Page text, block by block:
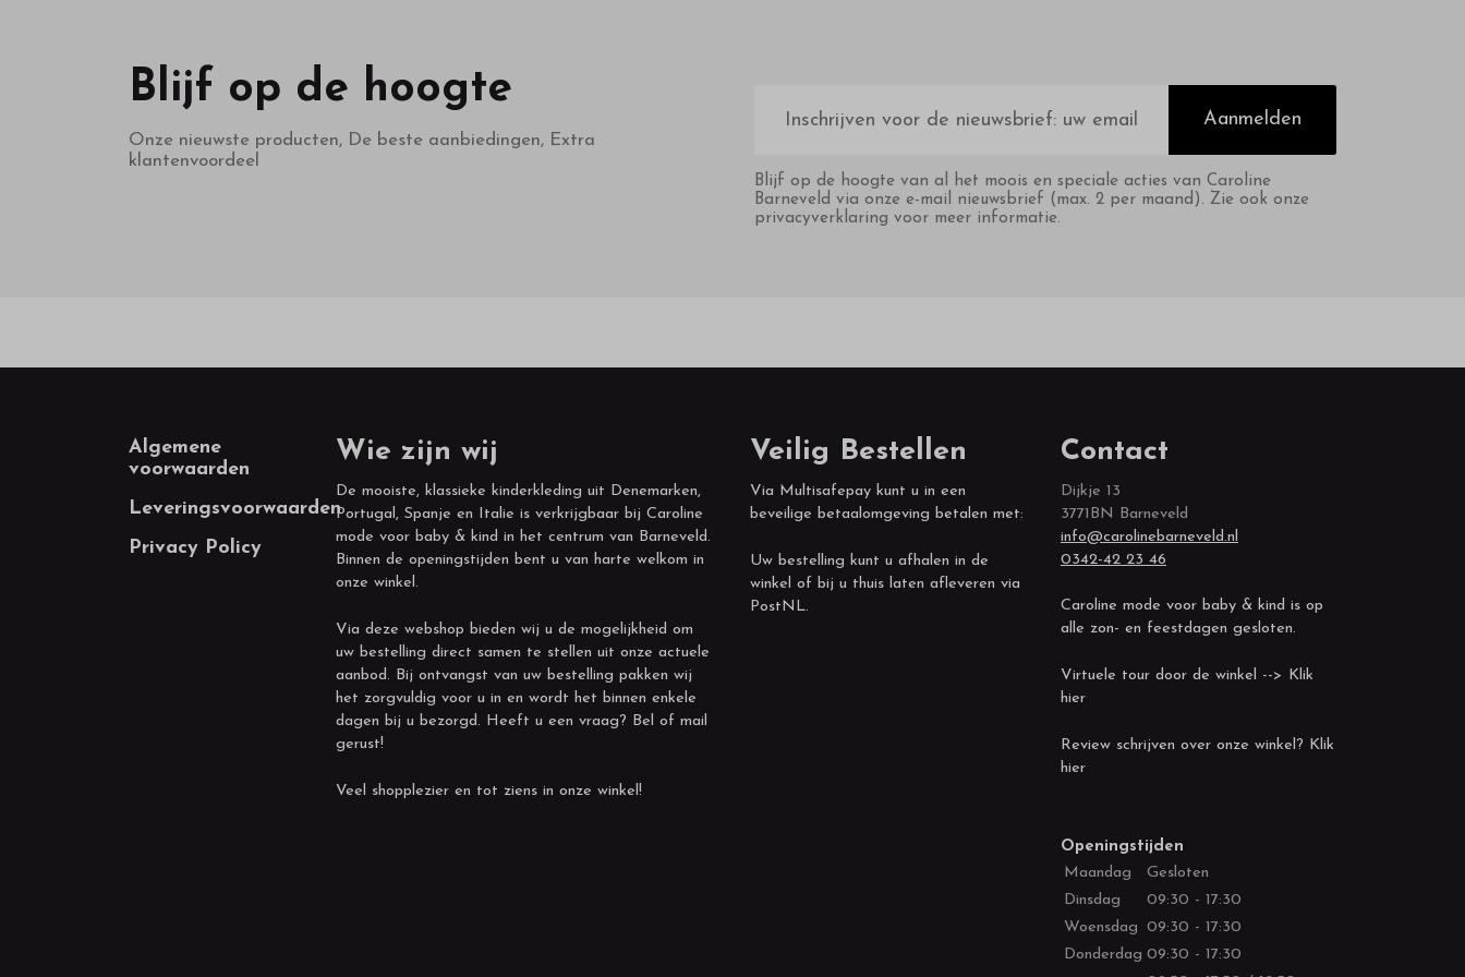
Blijf op de hoogte
Onze nieuwste producten, De beste aanbiedingen, Extra
klantenvoordeel
mailadres
Aanmelden
Blijf op de hoogte van al het moois en speciale acties van Caroline
Barneveld via onze e-mail nieuwsbrief (max. 2 per maand). Zie ook onze
privacyverklaring voor meer informatie.
Footer
Algemene
voorwaarden
Leveringsvoorwaarden
Privacy Policy
Wie zijn wij
De mooiste, klassieke kinderkleding uit Denemarken,
Portugal, Spanje en Italie is verkrijgbaar bij Caroline
mode voor baby & kind in het centrum van Barneveld.
Binnen de openingstijden bent u van harte welkom in
onze winkel.
Via deze webshop bieden wij u de mogelijkheid om
uw bestelling direct samen te stellen uit onze actuele
aanbod. Bij ontvangst van uw bestelling pakken wij
het zorgvuldig voor u in en wordt het binnen enkele
dagen bij u bezorgd. Heeft u een vraag? Bel of mail
gerust!
Veel shopplezier en tot ziens in onze winkel!
Veilig Bestellen
Via Multisafepay kunt u in een
beveilige betaalomgeving betalen met:
Uw bestelling kunt u afhalen in de
winkel of bij u thuis laten afleveren via
PostNL.
Contact
Dijkje 13
3771BN Barneveld
info@carolinebarneveld.nl
0342-42 23 46
Caroline mode voor baby & kind is op
alle zon- en feestdagen gesloten.
Virtuele tour door de winkel --> Klik
hier
Review schrijven over onze winkel? Klik
hier
Openingstijden
Maandag
Gesloten
Dinsdag
09:30 - 17:30
Woensdag 09:30 - 17:30
Donderdag 09:30 - 17:30